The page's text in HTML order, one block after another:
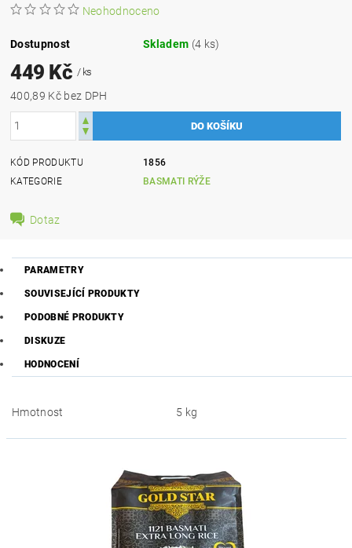
Neohodnoceno
Dostupnost Skladem (4 ks)
449 Kč / ks
400,89 Kč bez DPH
KÓD PRODUKTU
1856
KATEGORIE
BASMATI RÝŽE
Dotaz
PARAMETRY
SOUVISEJÍCÍ PRODUKTY
PODOBNÉ PRODUKTY
DISKUZE
HODNOCENÍ
Hmotnost 5 kg